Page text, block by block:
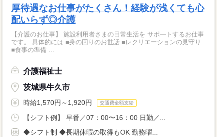
厚待遇なお仕事がたくさん！経験が浅くても心
配いらず◎介護
【介護のお仕事】 施設利用者さまの日常生活を サポ―トするお仕事
です。 具体的には ■身の回りのお世話 ■レクリエーションの見守り
■食事の準備 ...
介護福祉士
茨城県牛久市
時給1,570円～1,920円 交通費全額支給
【シフト例】 早番／07：00〜16：00 日勤／...
◆シフト制 ◆長期休暇の取得もOK 勤務曜...